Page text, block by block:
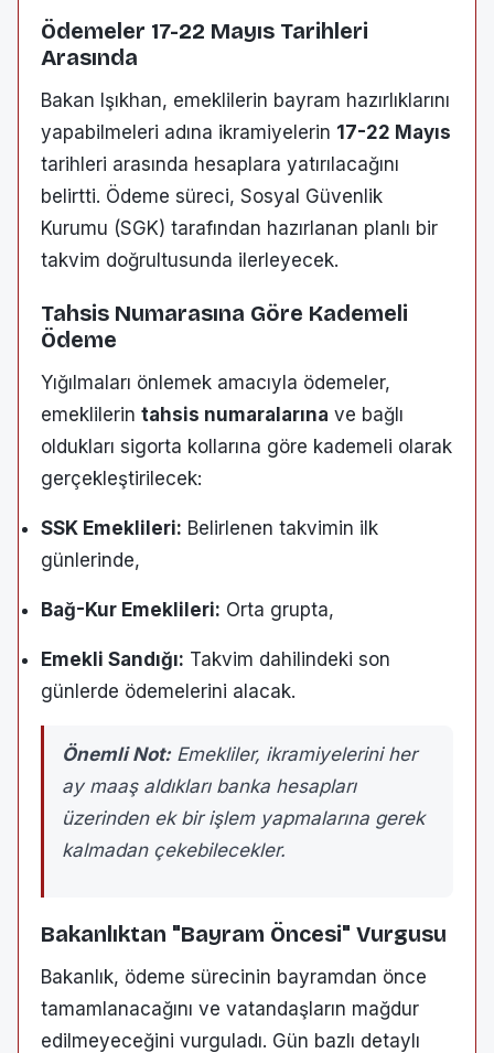
Ödemeler 17-22 Mayıs Tarihleri
Arasında
Bakan Işıkhan, emeklilerin bayram hazırlıklarını
yapabilmeleri adına ikramiyelerin 17-22 Mayıs
tarihleri arasında hesaplara yatırılacağını
belirtti. Ödeme süreci, Sosyal Güvenlik
Kurumu (SGK) tarafından hazırlanan planlı bir
takvim doğrultusunda ilerleyecek.
Tahsis Numarasına Göre Kademeli
Ödeme
Yığılmaları önlemek amacıyla ödemeler,
emeklilerin tahsis numaralarına ve bağlı
oldukları sigorta kollarına göre kademeli olarak
gerçekleştirilecek:
SSK Emeklileri: Belirlenen takvimin ilk
günlerinde,
Bağ-Kur Emeklileri: Orta grupta,
Emekli Sandığı: Takvim dahilindeki son
günlerde ödemelerini alacak.
Önemli Not: Emekliler, ikramiyelerini her
ay maaş aldıkları banka hesapları
üzerinden ek bir işlem yapmalarına gerek
kalmadan çekebilecekler.
Bakanlıktan "Bayram Öncesi" Vurgusu
Bakanlık, ödeme sürecinin bayramdan önce
tamamlanacağını ve vatandaşların mağdur
edilmeyeceğini vurguladı. Gün bazlı detaylı